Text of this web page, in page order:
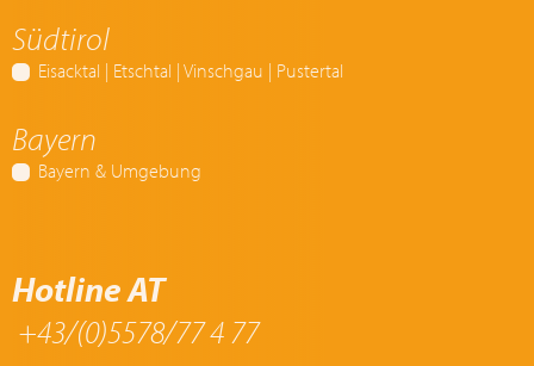
Südtirol
Eisacktal | Etschtal | Vinschgau | Pustertal
Bayern
Bayern & Umgebung
Hotline AT
+43/(0)5578/77 4 77